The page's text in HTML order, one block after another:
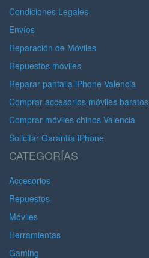
Condiciones Legales
Envíos
Reparación de Móviles
Repuestos móviles
Reparar pantalla iPhone Valencia
Comprar accesorios móviles baratos
Comprar móviles chinos Valencia
Solicitar Garantía iPhone
CATEGORÍAS
Accesorios
Repuestos
Móviles
Herramientas
Gaming